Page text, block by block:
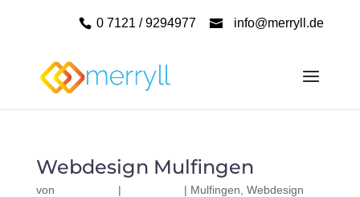
0 7121 / 9294977 info@merryll.de
Webdesign Mulfingen
von | | Mulfingen Webdesign